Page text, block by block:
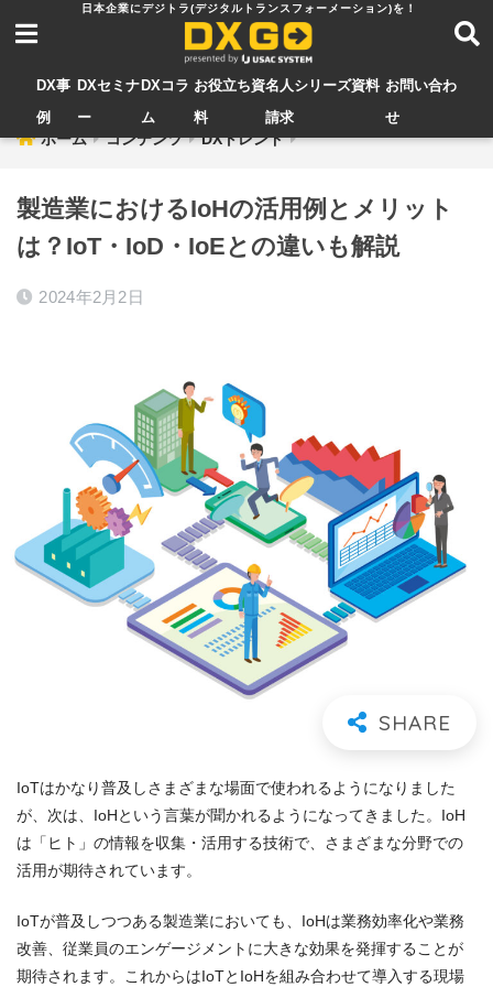
DX事
例
DXセミナ
ー
DXコラ
ム
お役立ち資
料
名人シリーズ資料
請求
お問い合わ
せ
ホーム コンテンツ DXトレンド
製造業におけるIoHの活用例とメリット
は？IoT・IoD・IoEとの違いも解説
2024年2月2日
IoTはかなり普及しさまざまな場面で使われるようになりました
が、次は、IoHという言葉が聞かれるようになってきました。IoH
は「ヒト」の情報を収集・活用する技術で、さまざまな分野での
活用が期待されています。
IoTが普及しつつある製造業においても、IoHは業務効率化や業務
改善、従業員のエンゲージメントに大きな効果を発揮することが
期待されます。これからはIoTとIoHを組み合わせて導入する現場